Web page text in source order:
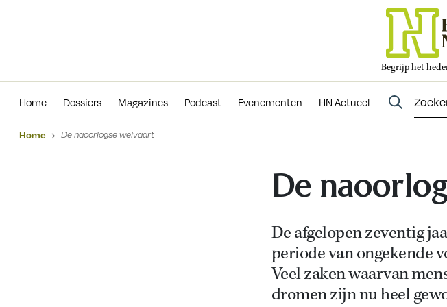
Begrijp het
Home Dossiers Magazines Podcast Evenementen HN Actueel
Evenementen
Home De naoorlogse welvaart
De
De afgelopen zeventig
periode van ongekende
Veel zaken waarvan
dromen zijn nu heel